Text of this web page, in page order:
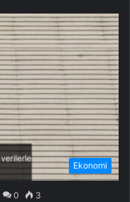
Ekonomi
0 3